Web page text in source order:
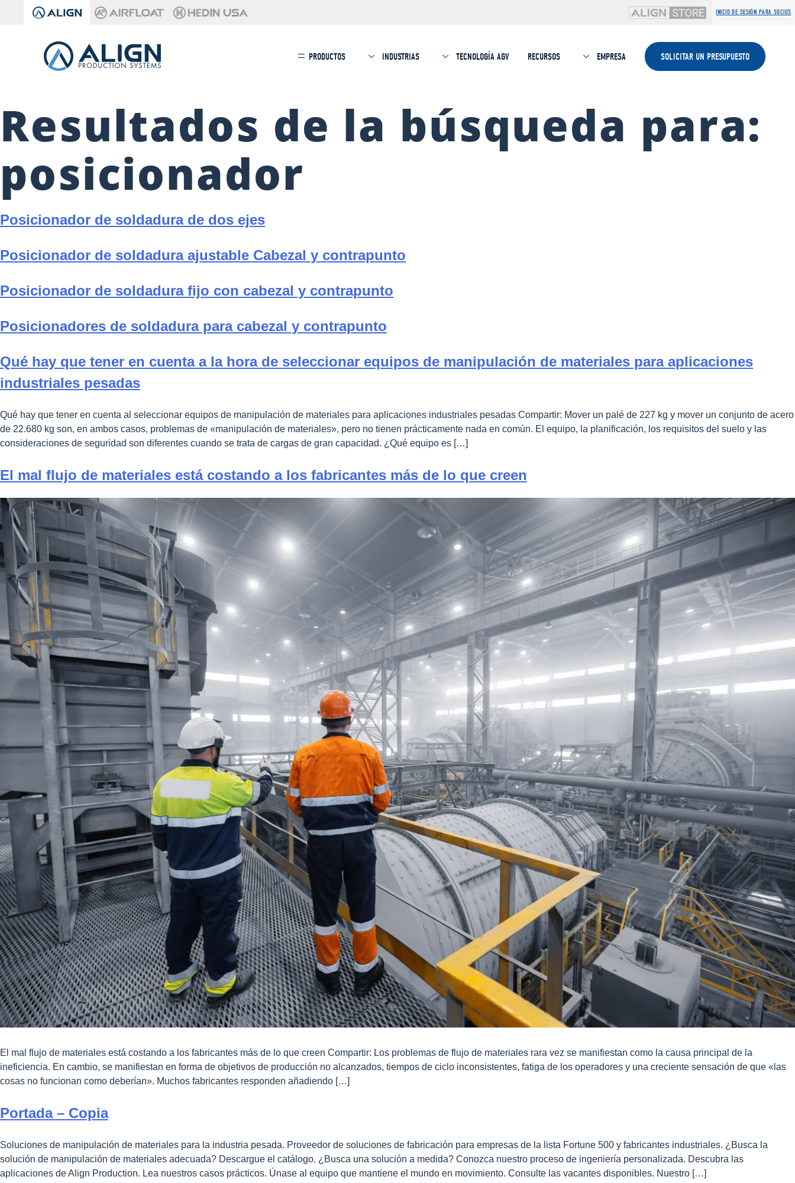
INICIO DE SESIÓN PARA SOCIOS
PRODUCTOS INDUSTRIAS TECNOLOGÍA AGV RECURSOS EMPRESA SOLICITAR UN PRESUPUESTO
Resultados de la búsqueda para:
posicionador
Posicionador de soldadura de dos ejes
Posicionador de soldadura ajustable Cabezal y contrapunto
Posicionador de soldadura fijo con cabezal y contrapunto
Posicionadores de soldadura para cabezal y contrapunto
Qué hay que tener en cuenta a la hora de seleccionar equipos de manipulación de materiales para aplicaciones
industriales pesadas
Qué hay que tener en cuenta al seleccionar equipos de manipulación de materiales para aplicaciones industriales pesadas Compartir: Mover un palé de 227 kg y mover un conjunto de acero
de 22.680 kg son, en ambos casos, problemas de «manipulación de materiales», pero no tienen prácticamente nada en común. El equipo, la planificación, los requisitos del suelo y las
consideraciones de seguridad son diferentes cuando se trata de cargas de gran capacidad. ¿Qué equipo es […]
El mal flujo de materiales está costando a los fabricantes más de lo que creen
El mal flujo de materiales está costando a los fabricantes más de lo que creen Compartir: Los problemas de flujo de materiales rara vez se manifiestan como la causa principal de la
ineficiencia. En cambio, se manifiestan en forma de objetivos de producción no alcanzados, tiempos de ciclo inconsistentes, fatiga de los operadores y una creciente sensación de que «las
cosas no funcionan como deberían». Muchos fabricantes responden añadiendo […]
Portada – Copia
Soluciones de manipulación de materiales para la industria pesada. Proveedor de soluciones de fabricación para empresas de la lista Fortune 500 y fabricantes industriales. ¿Busca la
solución de manipulación de materiales adecuada? Descargue el catálogo. ¿Busca una solución a medida? Conozca nuestro proceso de ingeniería personalizada. Descubra las
aplicaciones de Align Production. Lea nuestros casos prácticos. Únase al equipo que mantiene el mundo en movimiento. Consulte las vacantes disponibles. Nuestro […]